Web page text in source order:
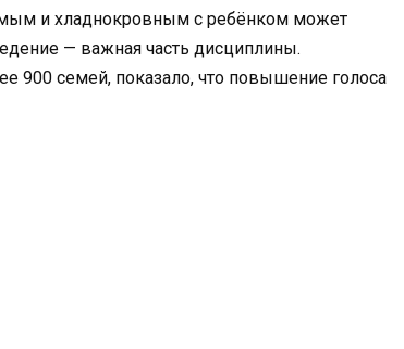
и хладнокровным с ребёнком может
— важная часть дисциплины.
900 семей, показало, что повышение голоса